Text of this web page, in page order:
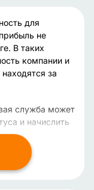
для
не
В таких
компании и
за
служба может
и начислить